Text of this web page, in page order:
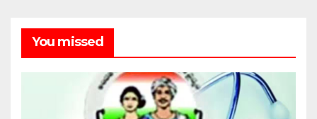
You missed